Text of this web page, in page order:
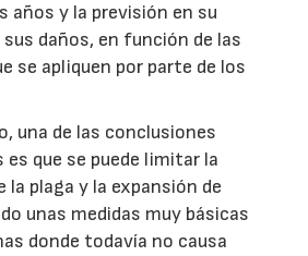
años y la previsión en su
daños, en función de las
se apliquen por parte de los
una de las conclusiones
que se puede limitar la
la plaga y la expansión de
unas medidas muy básicas
donde todavía no causa